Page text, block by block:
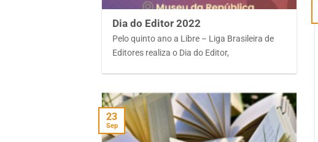
Dia do Editor 2022
Pelo quinto ano a Libre – Liga Brasileira de
Editores realiza o Dia do Editor,
23
Sep